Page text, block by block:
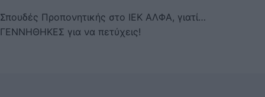
Σπουδές Προπονητικής στο ΙΕΚ ΑΛΦΑ, γιατί…
ΓΕΝΝΗΘΗΚΕΣ για να πετύχεις!